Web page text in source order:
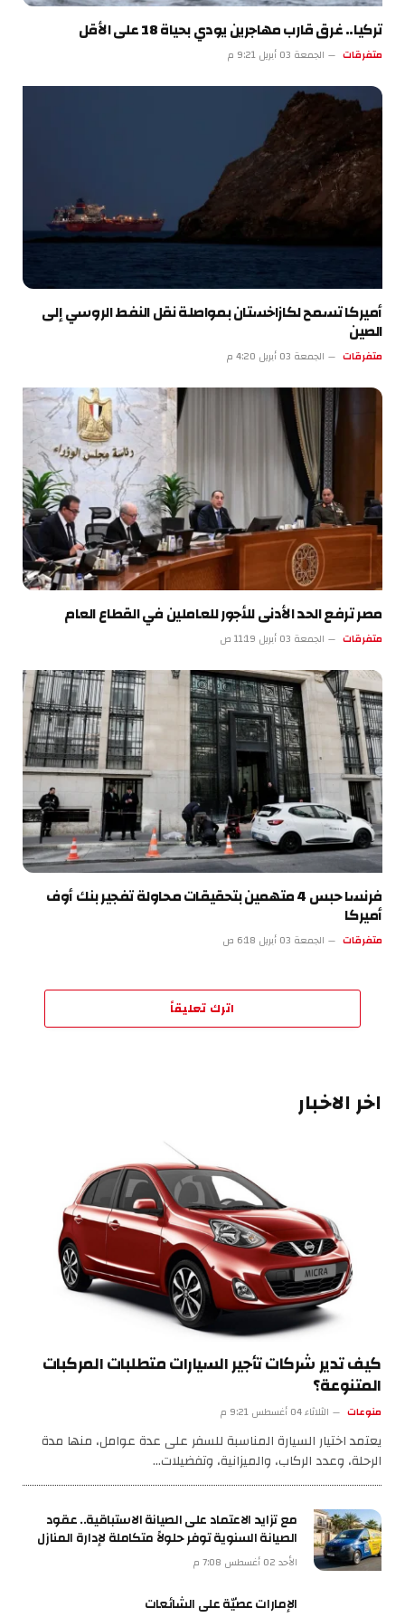
تركيا.. غرق قارب مهاجرين يودي بحياة 18 على الأقل
متفرقات الجمعة 03 أبريل 9:21 م
أميركا تسمح لكازاخستان بمواصلة نقل النفط الروسي إلى
الصين
متفرقات الجمعة 03 أبريل 4:20 م
مصر ترفع الحد الأدنى للأجور للعاملين في القطاع العام
متفرقات الجمعة 03 أبريل 11:19 ص
فرنسا حبس 4 متهمين بتحقيقات محاولة تفجير بنك أوف
أميركا
متفرقات الجمعة 03 أبريل 6:18 ص
اترك تعليقاً
اخر الاخبار
كيف تدير شركات تأجير السيارات متطلبات المركبات
المتنوعة؟
منوعات الثلاثاء 04 أغسطس 9:21 م
يعتمد اختيار السيارة المناسبة للسفر على عدة عوامل، منها مدة
الرحلة، وعدد الركاب، والميزانية، وتفضيلات…
مع تزايد الاعتماد على الصيانة الاستباقية.. عقود
الصيانة السنوية توفر حلولاً متكاملة لإدارة المنازل
الأحد 02 أغسطس 7:08 م
الإمارات عصيّة على الشائعات